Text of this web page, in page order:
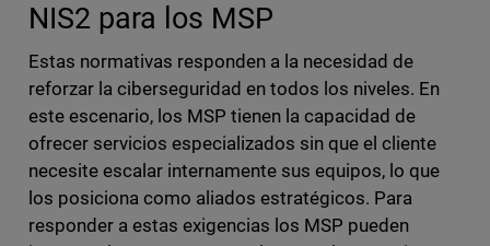
NIS2 para los MSP
Estas normativas responden a la necesidad de
reforzar la ciberseguridad en todos los niveles. En
este escenario, los MSP tienen la capacidad de
ofrecer servicios especializados sin que el cliente
necesite escalar internamente sus equipos, lo que
los posiciona como aliados estratégicos. Para
responder a estas exigencias los MSP pueden